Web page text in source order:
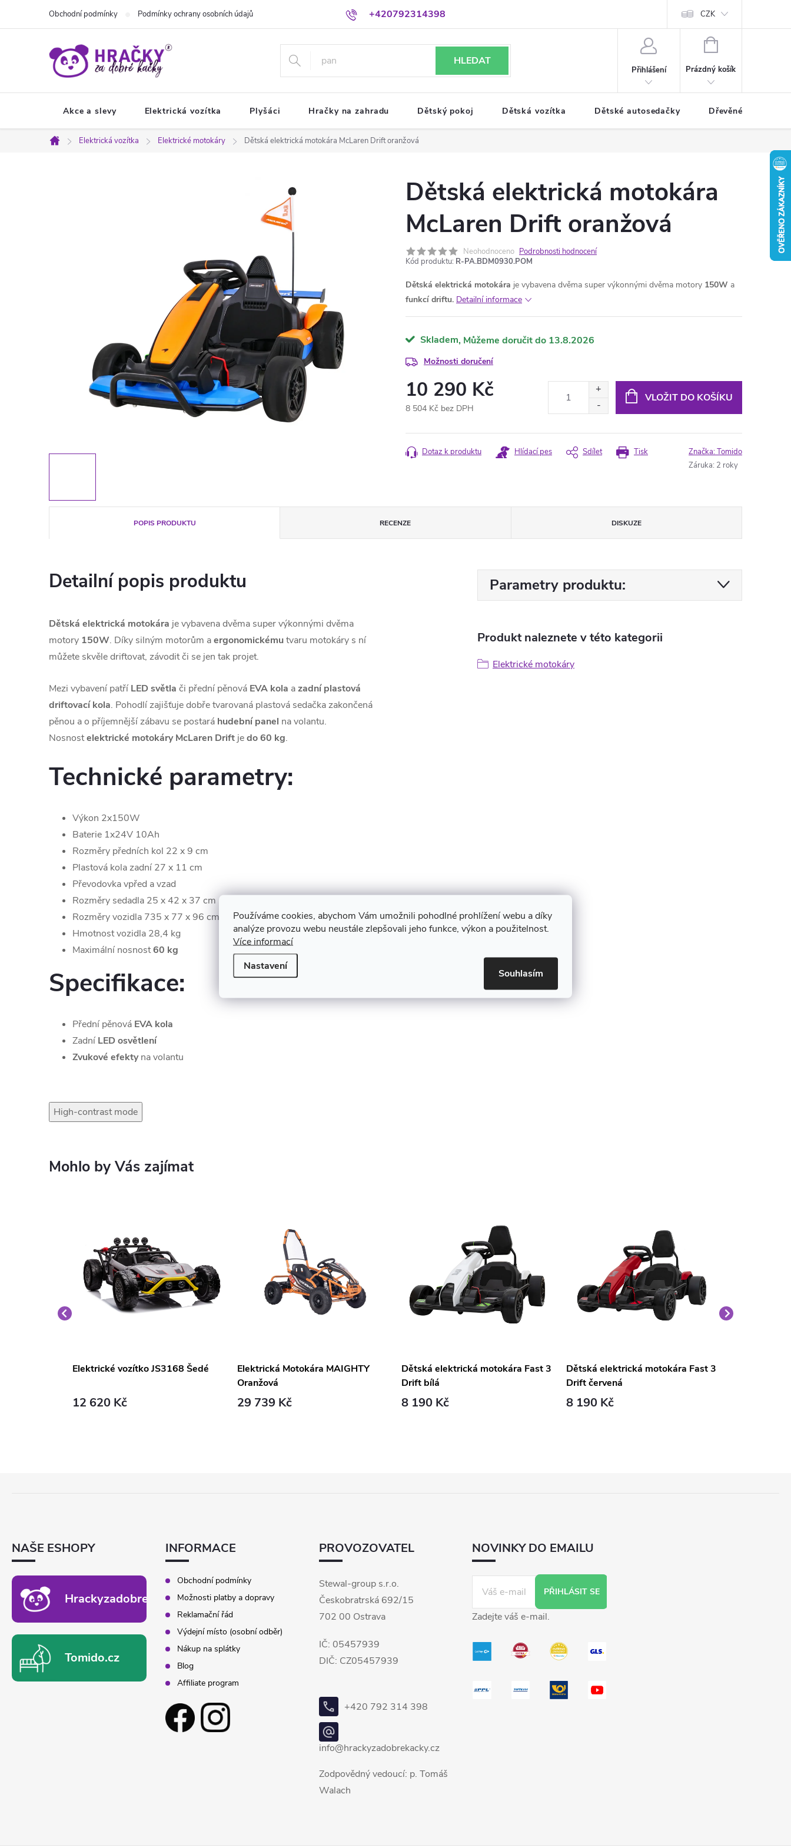
Používáme cookies, abychom Vám umožnili pohodlné prohlížení webu a díky
analýze provozu webu neustále zlepšovali jeho funkce, výkon a použitelnost.
Více informací
Nastavení
Souhlasím
+420792314398
Obchodní podmínky Podmínky ochrany osobních údajů CZK
HLEDAT
Přihlášení
NÁKUPNÍ
Prázdný košík
Akce a slevy Elektrická vozítka Plyšáci Hračky na zahradu Dětský pokoj Dětská vozítka Dětské autosedačky Dřevěné hračky
Domů
Elektrická vozítka Elektrické motokáry Dětská elektrická motokára McLaren Drift oranžová
Dětská elektrická motokára
McLaren Drift oranžová
Neohodnoceno Podrobnosti hodnocení
Kód produktu: R-PA.BDM0930.POM
Dětská elektrická motokára je vybavena dvěma super výkonnými dvěma motory 150W a
funkcí driftu. Detailní informace
Skladem 13.8.2026
Možnosti doručení
10 290 Kč
8 504 Kč bez DPH
cena:
VLOŽIT DO KOŠÍKU
Tisk
Dotaz k produktu Hlídací pes Sdílet Značka:Tomido
Záruka: 2 roky
POPIS PRODUKTU RECENZE DISKUZE
Detailní popis produktu
Dětská elektrická motokára je vybavena dvěma super výkonnými dvěma
motory 150W. Díky silným motorům aergonomickémutvaru motokáry s ní
můžete skvěle driftovat, závodit či se jen tak projet.
Mezi vybavení patří LED světla či přední pěnová EVA kola azadní plastová
driftovací kola. Pohodlí zajišťuje dobře tvarovaná plastová sedačka zakončená
pěnou a o příjemnější zábavu se postará hudební panel na volantu.
Nosnostelektrické motokáry McLaren Drift jedo 60 kg.
Technické parametry:
Výkon 2x150W
Baterie 1x24V 10Ah
Rozměry předních kol 22 x 9 cm
Plastová kola zadní 27 x 11 cm
Převodovka vpřed a vzad
Rozměry sedadla 25 x 42 x 37 cm (h, š, v)
Rozměry vozidla 735 x 77 x 96 cm (d, š, v)
Hmotnost vozidla 28,4 kg
Maximální nosnost60 kg
Specifikace:
Přední pěnová EVA kola
Zadní LED osvětlení
Zvukové efektyna volantu
Parametry produktu:
Produkt naleznete v této kategorii
Elektrické motokáry
High-contrast mode
Elektrické vozítko JS3168 Šedé
12 620 Kč
Elektrická Motokára MAIGHTY
Oranžová
29 739 Kč
Dětská elektrická motokára Fast 3
Drift bílá
8 190 Kč
Dětská elektrická motokára Fast 3
Drift červená
8 190 Kč
NAŠE ESHOPY
Hrackyzadobrekacky.cz
Tomido.cz
INFORMACE
Obchodní podmínky
Možnosti platby a dopravy
Reklamační řád
Výdejní místo (osobní odběr)
Nákup na splátky
Blog
Affiliate program
PROVOZOVATEL
Stewal-group s.r.o.
Českobratrská 692/15
702 00 Ostrava
IČ: 05457939
DIČ: CZ05457939
+420 792 314 398
info@hrackyzadobrekacky.cz
Zodpovědný vedoucí: p. Tomáš
Walach
NOVINKY DO EMAILU
PŘIHLÁSIT SE
Zadejte váš e-mail.